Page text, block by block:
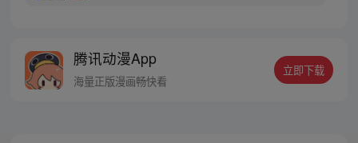
密，张楚岚的生活被彻底颠覆，与冯宝宝一
同踏上“异人”之旅。
腾讯动漫App
海量正版漫画畅快看
立即下载